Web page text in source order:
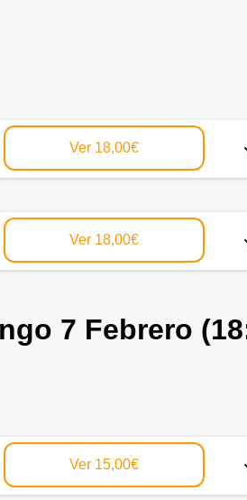
Ver 18,00€
Ver 18,00€
7 Febrero
Ver 15,00€